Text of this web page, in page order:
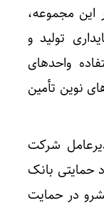
مجموعه،
تولید و
واحدهای
نوین تأمین
شرکت
حمایتی بانک
در حمایت